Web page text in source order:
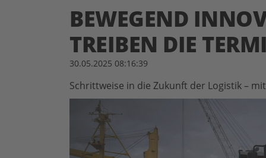
YT Zugmaschine BC
CC container Carrier RR
BEWEGEND
TREIBEN DIE
30.05.2025 08:16:39
Schrittweise in die Zukunft der Logistik –